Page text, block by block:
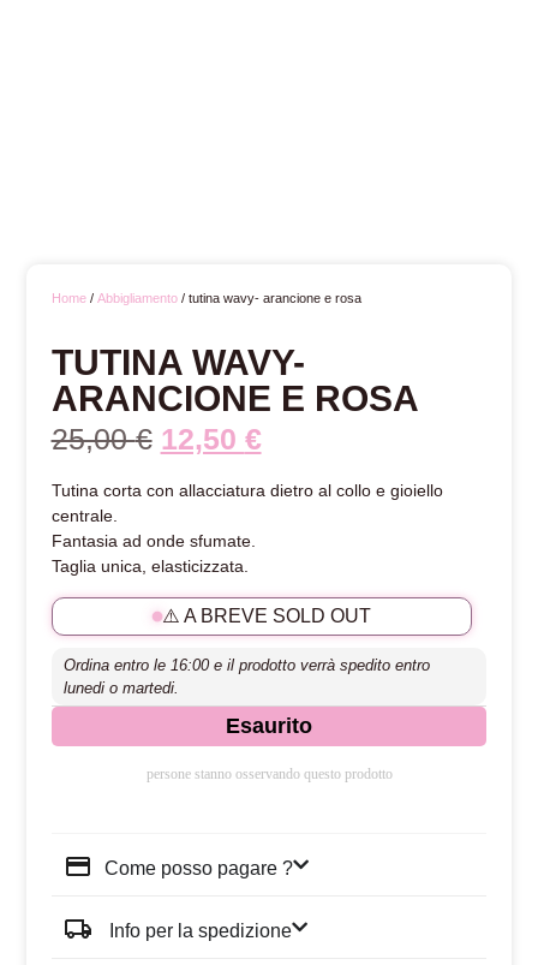
Home/ Abbigliamento/ tutina wavy- arancione e rosa
TUTINA WAVY-
ARANCIONE E ROSA
25,00€ 12,50 €
Tutina corta con allacciatura dietro al collo e gioiello
centrale.
Fantasia ad onde sfumate.
Taglia unica, elasticizzata.
⚠️ A BREVE SOLD OUT
Ordina entro le 16:00 e il prodotto verrà spedito entro
lunedi o martedi.
Esaurito
persone stanno osservando questo prodotto
Come posso pagare ?
Info per la spedizione